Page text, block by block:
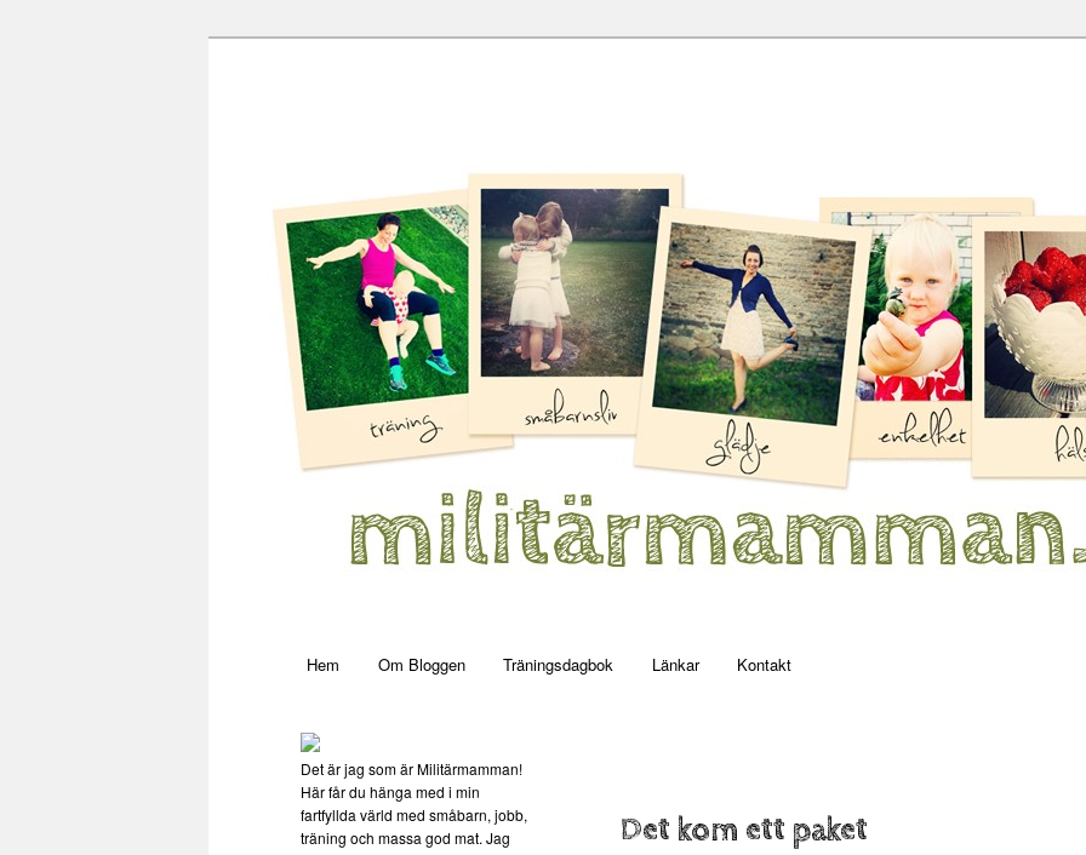
Skip to primary content
Hem Om Bloggen Träningsdagbok Länkar Kontakt
Det kom ett paket
Det är jag som är Militärmamman!
Här får du hänga med i min
fartfyllda värld med småbarn, jobb,
träning och massa god mat. Jag